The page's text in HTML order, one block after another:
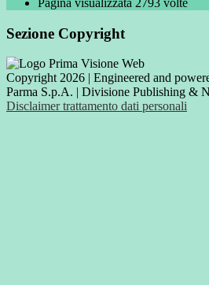
Pagina visualizzata 2793 volte
Sezione Copyright
Copyright 2026 | Engineered and
Parma S.p.A. | Divisione Publishing &
Disclaimer trattamento dati personali